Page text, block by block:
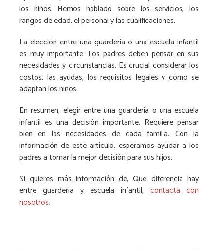
los niños. Hemos hablado sobre los servicios, los
rangos de edad, el personal y las cualificaciones.
La elección entre una guardería o una escuela infantil
es muy importante. Los padres deben pensar en sus
necesidades y circunstancias. Es crucial considerar los
costos, las ayudas, los requisitos legales y cómo se
adaptan los niños.
En resumen, elegir entre una guardería o una escuela
infantil es una decisión importante. Requiere pensar
bien en las necesidades de cada familia. Con la
información de este artículo, esperamos ayudar a los
padres a tomar la mejor decisión para sus hijos.
Si quieres más información de, Que diferencia hay
entre guardería y escuela infantil, contacta con
nosotros.